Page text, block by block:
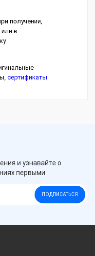
получении,
или в
сертификаты
и узнавайте о
первыми
ПОДПИСАТЬСЯ